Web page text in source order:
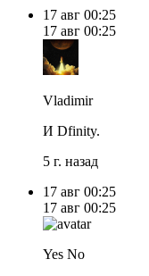
17 авг 00:25
17 авг 00:25
Vladimir
И Dfinity.
5 г. назад
17 авг 00:25
17 авг 00:25
Yes No